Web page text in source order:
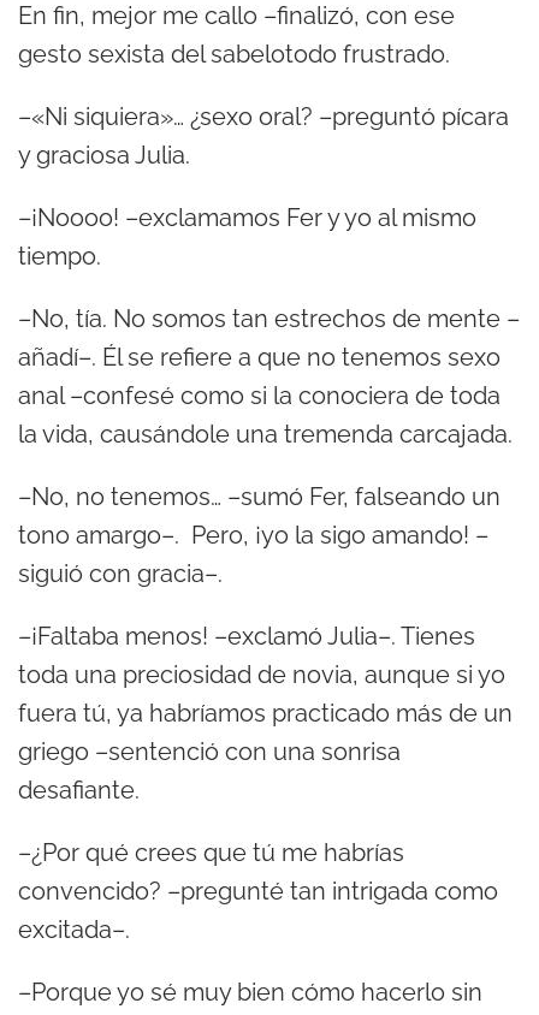
En fin, mejor me callo –finalizó, con ese
gesto sexista del sabelotodo frustrado.
–«Ni siquiera»… ¿sexo oral? –preguntó pícara
y graciosa Julia.
–¡Noooo! –exclamamos Fer y yo al mismo
tiempo.
–No, tía. No somos tan estrechos de mente –
añadí–. Él se refiere a que no tenemos sexo
anal –confesé como si la conociera de toda
la vida, causándole una tremenda carcajada.
–No, no tenemos… –sumó Fer, falseando un
tono amargo–. Pero, ¡yo la sigo amando! –
siguió con gracia–.
–¡Faltaba menos! –exclamó Julia–. Tienes
toda una preciosidad de novia, aunque si yo
fuera tú, ya habríamos practicado más de un
griego –sentenció con una sonrisa
desafiante.
–¿Por qué crees que tú me habrías
convencido? –pregunté tan intrigada como
excitada–.
–Porque yo sé muy bien cómo hacerlo sin